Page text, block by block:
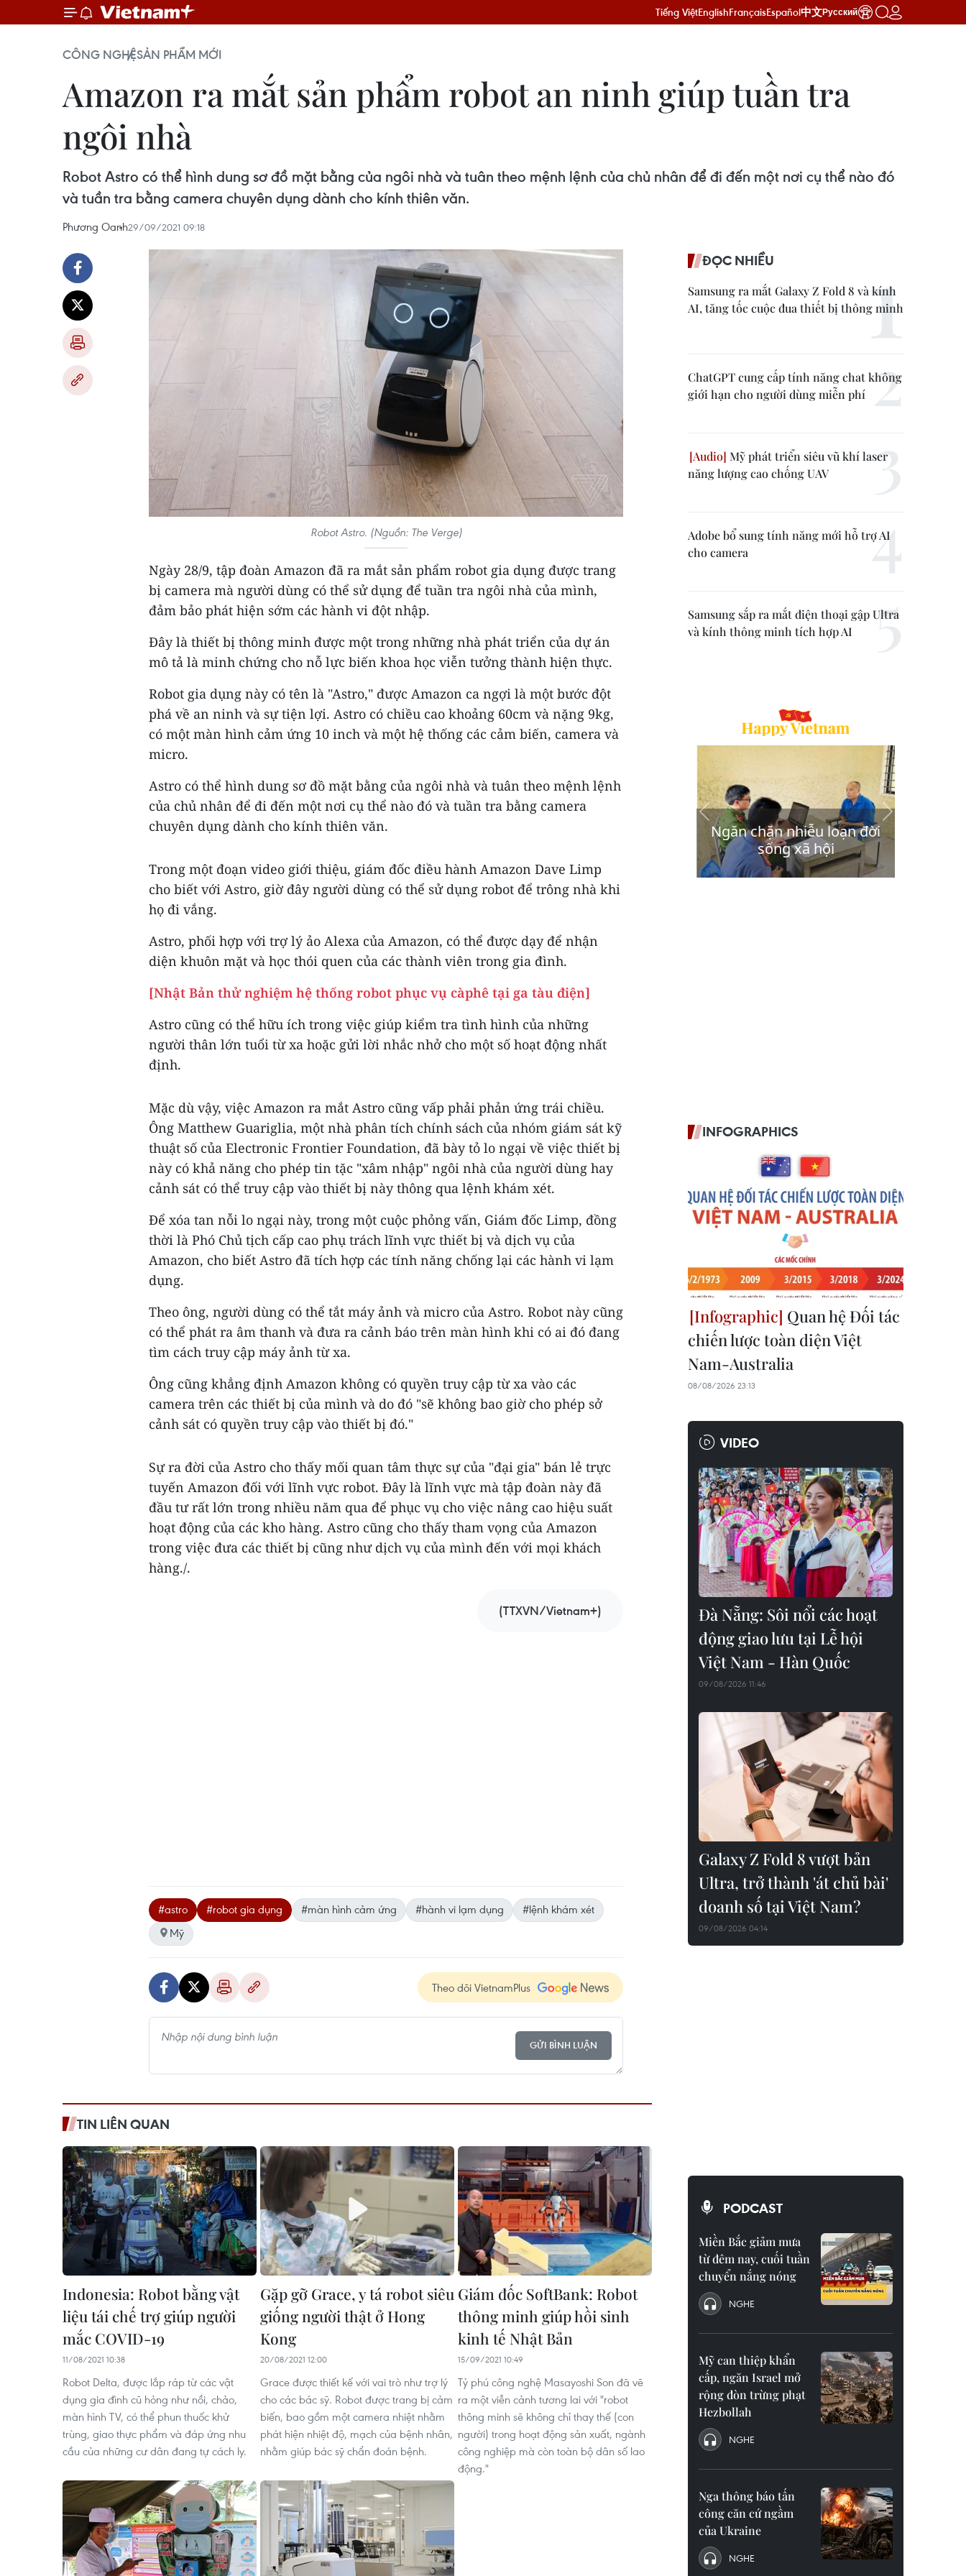
Tiếng ViệtEnglishFrançaisEspañol中文Русский
CÔNG NGHỆSẢN PHẨM MỚI
Amazon ra mắt sản phẩm robot an ninh giúp tuần tra
ngôi nhà
Robot Astro có thể hình dung sơ đồ mặt bằng của ngôi nhà và tuân theo mệnh lệnh của chủ nhân để đi đến một nơi cụ thể nào đó
và tuần tra bằng camera chuyên dụng dành cho kính thiên văn.
Phương Oanh29/09/2021 09:18
Robot Astro. (Nguồn: The Verge)
Ngày 28/9, tập đoàn Amazon đã ra mắt sản phẩm robot gia dụng được trang
bị camera mà người dùng có thể sử dụng để tuần tra ngôi nhà của mình,
đảm bảo phát hiện sớm các hành vi đột nhập.
Đây là thiết bị thông minh được một trong những nhà phát triển của dự án
mô tả là minh chứng cho nỗ lực biến khoa học viễn tưởng thành hiện thực.
Robot gia dụng này có tên là "Astro," được Amazon ca ngợi là một bước đột
phá về an ninh và sự tiện lợi. Astro có chiều cao khoảng 60cm và nặng 9kg,
có một màn hình cảm ứng 10 inch và một hệ thống các cảm biến, camera và
micro.
Astro có thể hình dung sơ đồ mặt bằng của ngôi nhà và tuân theo mệnh lệnh
của chủ nhân để đi đến một nơi cụ thể nào đó và tuần tra bằng camera
chuyên dụng dành cho kính thiên văn.
Trong một đoạn video giới thiệu, giám đốc điều hành Amazon Dave Limp
cho biết với Astro, giờ đây người dùng có thể sử dụng robot để trông nhà khi
họ đi vắng.
Astro, phối hợp với trợ lý ảo Alexa của Amazon, có thể được dạy để nhận
diện khuôn mặt và học thói quen của các thành viên trong gia đình.
[Nhật Bản thử nghiệm hệ thống robot phục vụ càphê tại ga tàu điện]
Astro cũng có thể hữu ích trong việc giúp kiểm tra tình hình của những
người thân lớn tuổi từ xa hoặc gửi lời nhắc nhở cho một số hoạt động nhất
định.
Mặc dù vậy, việc Amazon ra mắt Astro cũng vấp phải phản ứng trái chiều.
Ông Matthew Guariglia, một nhà phân tích chính sách của nhóm giám sát kỹ
thuật số của Electronic Frontier Foundation, đã bày tỏ lo ngại về việc thiết bị
này có khả năng cho phép tin tặc "xâm nhập" ngôi nhà của người dùng hay
cảnh sát có thể truy cập vào thiết bị này thông qua lệnh khám xét.
Để xóa tan nỗi lo ngại này, trong một cuộc phỏng vấn, Giám đốc Limp, đồng
thời là Phó Chủ tịch cấp cao phụ trách lĩnh vực thiết bị và dịch vụ của
Amazon, cho biết Astro đã tích hợp các tính năng chống lại các hành vi lạm
dụng.
Theo ông, người dùng có thể tắt máy ảnh và micro của Astro. Robot này cũng
có thể phát ra âm thanh và đưa ra cảnh báo trên màn hình khi có ai đó đang
tìm cách truy cập máy ảnh từ xa.
Ông cũng khẳng định Amazon không có quyền truy cập từ xa vào các
camera trên các thiết bị của mình và do đó "sẽ không bao giờ cho phép sở
cảnh sát có quyền truy cập vào thiết bị đó."
Sự ra đời của Astro cho thấy mối quan tâm thực sự của "đại gia" bán lẻ trực
tuyến Amazon đối với lĩnh vực robot. Đây là lĩnh vực mà tập đoàn này đã
đầu tư rất lớn trong nhiều năm qua để phục vụ cho việc nâng cao hiệu suất
hoạt động của các kho hàng. Astro cũng cho thấy tham vọng của Amazon
trong việc đưa các thiết bị cũng như dịch vụ của mình đến với mọi khách
hàng./.
(TTXVN/Vietnam+)
#astro #robot gia dụng #màn hình cảm ứng #hành vi lạm dụng
#lệnh khám xét
Mỹ
Theo dõi VietnamPlus
GỬI BÌNH LUẬN
TIN LIÊN QUAN
Indonesia: Robot bằng vật
liệu tái chế trợ giúp người
mắc COVID-19
11/08/2021 10:38
Robot Delta, được lắp ráp từ các vật
dụng gia đình cũ hỏng như nồi, chảo,
màn hình TV, có thể phun thuốc khử
trùng, giao thực phẩm và đáp ứng nhu
cầu của những cư dân đang tự cách ly.
Gặp gỡ Grace, y tá robot siêu
giống người thật ở Hong
Kong
20/08/2021 12:00
Grace được thiết kế với vai trò như trợ lý
cho các bác sỹ. Robot được trang bị cảm
biến, bao gồm một camera nhiệt nhằm
phát hiện nhiệt độ, mạch của bệnh nhân,
nhằm giúp bác sỹ chẩn đoán bệnh.
Giám đốc SoftBank: Robot
thông minh giúp hồi sinh
kinh tế Nhật Bản
15/09/2021 10:49
Tỷ phú công nghệ Masayoshi Son đã vẽ
ra một viễn cảnh tương lai với "robot
thông minh sẽ không chỉ thay thế (con
người) trong hoạt động sản xuất, ngành
công nghiệp mà còn toàn bộ dân số lao
động."
ĐỌC NHIỀU
Samsung ra mắt Galaxy Z Fold 8 và kính
AI, tăng tốc cuộc đua thiết bị thông minh
ChatGPT cung cấp tính năng chat không
giới hạn cho người dùng miễn phí
Mỹ phát triển siêu vũ khí laser
năng lượng cao chống UAV
Adobe bổ sung tính năng mới hỗ trợ AI
cho camera
Samsung sắp ra mắt điện thoại gập Ultra
và kính thông minh tích hợp AI
INFOGRAPHICS
Quan hệ Đối tác
chiến lược toàn diện Việt
Nam-Australia
08/08/2026 23:13
VIDEO
Đà Nẵng: Sôi nổi các hoạt
động giao lưu tại Lễ hội
Việt Nam - Hàn Quốc
09/08/2026 11:46
Galaxy Z Fold 8 vượt bản
Ultra, trở thành 'át chủ bài'
doanh số tại Việt Nam?
09/08/2026 04:14
PODCAST
Miền Bắc giảm mưa
từ đêm nay, cuối tuần
chuyển nắng nóng
NGHE
Mỹ can thiệp khẩn
cấp, ngăn Israel mở
rộng đòn trừng phạt
Hezbollah
NGHE
Nga thông báo tấn
công căn cứ ngầm
của Ukraine
NGHE